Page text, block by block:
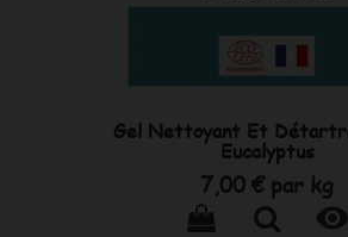
Gel Nettoyant Et
Eucalyptus
Prix
7,00 € par kg
